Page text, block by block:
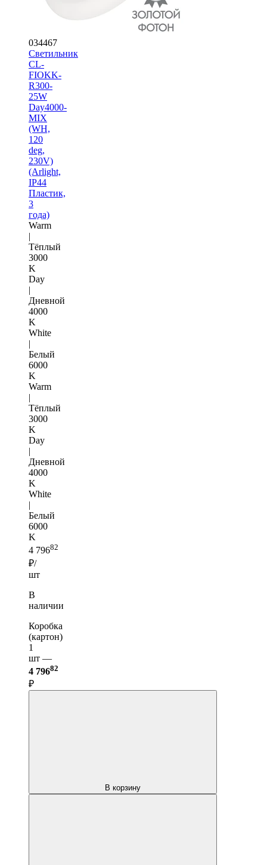
034467
Светильник
CL-
FIOKK-
R300-
25W
Day4000-
MIX
(WH,
120
deg,
230V)
(Arlight,
IP44
Пластик,
3
года)
Warm
|
Тёплый
3000
K
Day
|
Дневной
4000
K
White
|
Белый
6000
K
Warm
|
Тёплый
3000
K
Day
|
Дневной
4000
K
White
|
Белый
6000
K
4 79682
₽/
шт
В
наличии
Коробка
(картон)
1
шт —
4 79682
₽
В корзину